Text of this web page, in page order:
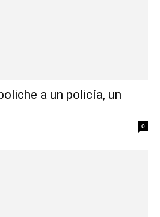
a un policía, un
0